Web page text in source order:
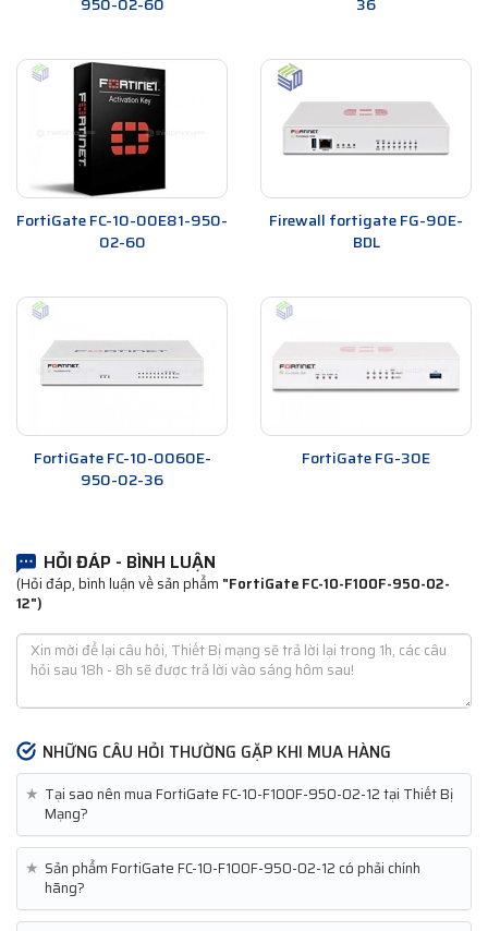
FortiGate FC-10-00E81-950-
02-60
Firewall fortigate FG-90E-
BDL
FortiGate FC-10-0060E-
950-02-36
FortiGate FG-30E
HỎI ĐÁP - BÌNH LUẬN
(Hỏi đáp, bình luận về sản phẩm "FortiGate FC-10-F100F-950-02-
12")
NHỮNG CÂU HỎI THƯỜNG GẶP KHI MUA HÀNG
★ Tại sao nên mua FortiGate FC-10-F100F-950-02-12 tại Thiết Bị
Mạng?
★ Sản phẩm FortiGate FC-10-F100F-950-02-12 có phải chính
hãng?